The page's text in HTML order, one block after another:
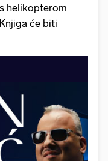
helikopterom
će biti